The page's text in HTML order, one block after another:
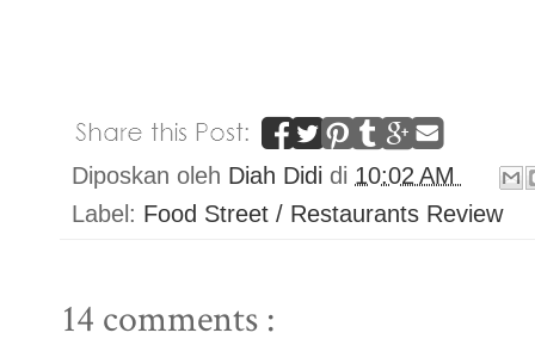
Diposkan oleh Diah Didi di 10:02 AM
Label: Food Street / Restaurants Review
14 comments :